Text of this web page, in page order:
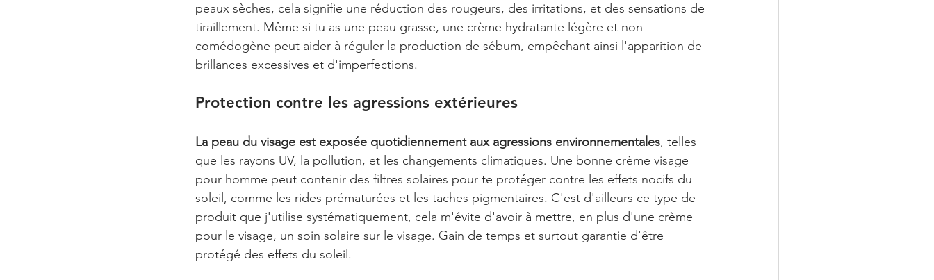
peaux sèches, cela signifie une réduction des rougeurs, des irritations, et des sensations de
tiraillement. Même si tu as une peau grasse, une crème hydratante légère et non
comédogène peut aider à réguler la production de sébum, empêchant ainsi l'apparition de
brillances excessives et d'imperfections.
Protection contre les agressions extérieures
La peau du visage est exposée quotidiennement aux agressions environnementales, telles
que les rayons UV, la pollution, et les changements climatiques. Une bonne crème visage
pour homme peut contenir des filtres solaires pour te protéger contre les effets nocifs du
soleil, comme les rides prématurées et les taches pigmentaires. C'est d'ailleurs ce type de
produit que j'utilise systématiquement, cela m'évite d'avoir à mettre, en plus d'une crème
pour le visage, un soin solaire sur le visage. Gain de temps et surtout garantie d'être
protégé des effets du soleil.